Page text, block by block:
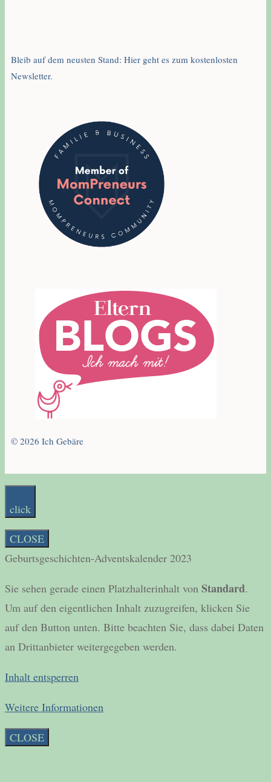
Bleib auf dem neusten Stand: Hier geht es zum kostenlosten
Newsletter.
© 2026 Ich Gebäre
click
CLOSE
Geburtsgeschichten-Adventskalender 2023
Sie sehen gerade einen Platzhalterinhalt von Standard.
Um auf den eigentlichen Inhalt zuzugreifen, klicken Sie
auf den Button unten. Bitte beachten Sie, dass dabei Daten
an Drittanbieter weitergegeben werden.
Inhalt entsperren
Weitere Informationen
CLOSE